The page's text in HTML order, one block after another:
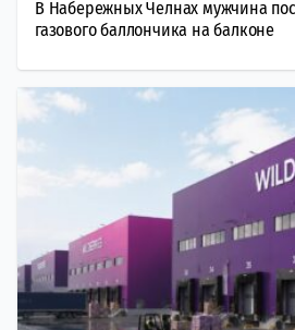
В Набережных Челнах мужчина
газового баллончика на балконе